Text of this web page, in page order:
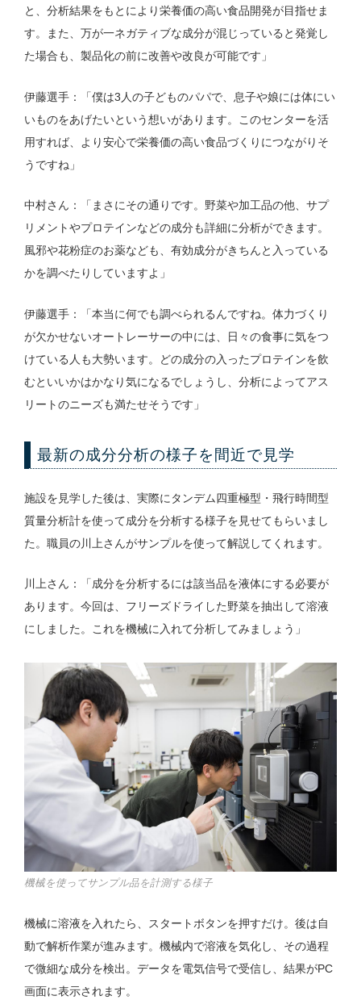
と、分析結果をもとにより栄養価の高い食品開発が目指せま
す。また、万が一ネガティブな成分が混じっていると発覚し
た場合も、製品化の前に改善や改良が可能です」
伊藤選手：「僕は3人の子どものパパで、息子や娘には体にい
いものをあげたいという想いがあります。このセンターを活
用すれば、より安心で栄養価の高い食品づくりにつながりそ
うですね」
中村さん：「まさにその通りです。野菜や加工品の他、サプ
リメントやプロテインなどの成分も詳細に分析ができます。
風邪や花粉症のお薬なども、有効成分がきちんと入っている
かを調べたりしていますよ」
伊藤選手：「本当に何でも調べられるんですね。体力づくり
が欠かせないオートレーサーの中には、日々の食事に気をつ
けている人も大勢います。どの成分の入ったプロテインを飲
むといいかはかなり気になるでしょうし、分析によってアス
リートのニーズも満たせそうです」
最新の成分分析の様子を間近で見学
施設を見学した後は、実際にタンデム四重極型・飛行時間型
質量分析計を使って成分を分析する様子を見せてもらいまし
た。職員の川上さんがサンプルを使って解説してくれます。
川上さん：「成分を分析するには該当品を液体にする必要が
あります。今回は、フリーズドライした野菜を抽出して溶液
にしました。これを機械に入れて分析してみましょう」
機械を使ってサンプル品を計測する様子
機械に溶液を入れたら、スタートボタンを押すだけ。後は自
動で解析作業が進みます。機械内で溶液を気化し、その過程
で微細な成分を検出。データを電気信号で受信し、結果がPC
画面に表示されます。